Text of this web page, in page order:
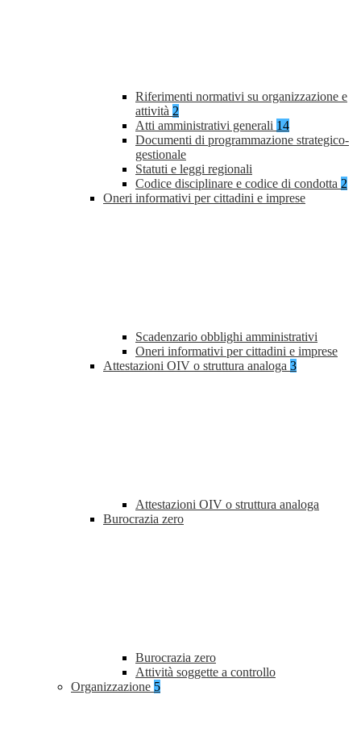
Riferimenti normativi su organizzazione e
attività 2
Atti amministrativi generali 14
Documenti di programmazione strategico-
gestionale
Statuti e leggi regionali
Codice disciplinare e codice di condotta 2
Oneri informativi per cittadini e imprese
Scadenzario obblighi amministrativi
Oneri informativi per cittadini e imprese
Attestazioni OIV o struttura analoga 3
Attestazioni OIV o struttura analoga
Burocrazia zero
Burocrazia zero
Attività soggette a controllo
Organizzazione 5